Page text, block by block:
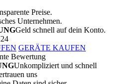
Preise.
Unternehmen.
Geld schnell auf dein Konto.
GERÄTE KAUFEN
Bewertung
Unkompliziert und schnell
uns